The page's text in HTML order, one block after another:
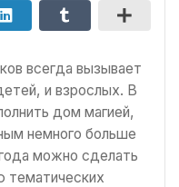
всегда вызывает
и взрослых. В
дом магией,
немного больше
можно сделать
тематических